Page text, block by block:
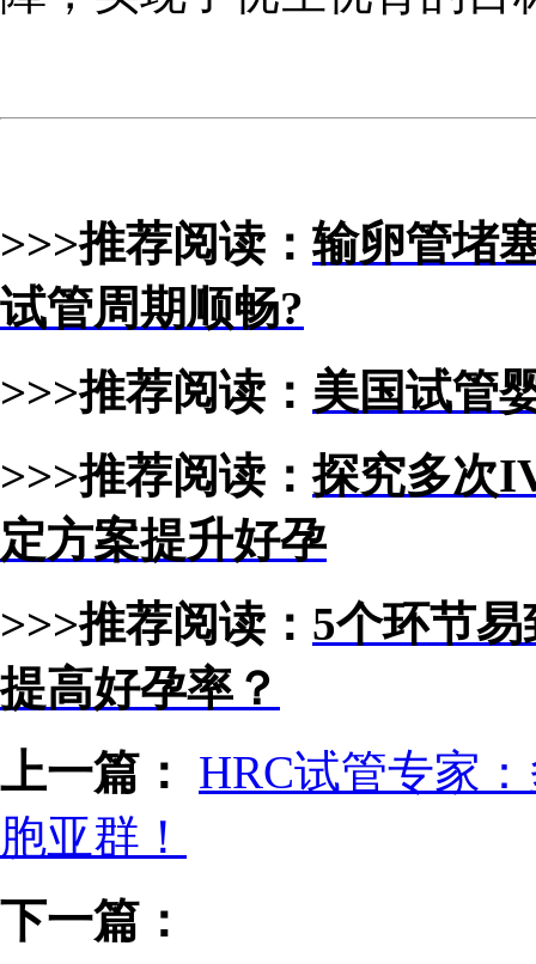
>>>推荐阅读： 输卵管堵
试管周期顺畅?
>>>推荐阅读： 美国试管
>>>推荐阅读：探究多次
定方案提升好孕
>>>推荐阅读： 5个环节
提高好孕率？
上一篇：
HRC试管专家
胞亚群！
下一篇：